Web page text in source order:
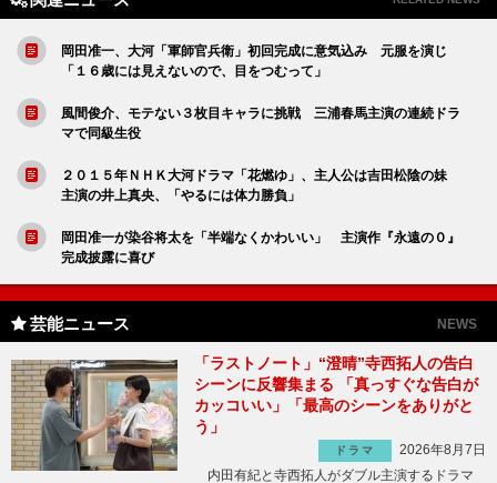
岡田准一、大河「軍師官兵衛」初回完成に意気込み 元服を演じ
「１６歳には見えないので、目をつむって」
風間俊介、モテない３枚目キャラに挑戦 三浦春馬主演の連続ドラ
マで同級生役
２０１５年ＮＨＫ大河ドラマ「花燃ゆ」、主人公は吉田松陰の妹
主演の井上真央、「やるには体力勝負」
岡田准一が染谷将太を「半端なくかわいい」 主演作『永遠の０』
完成披露に喜び
芸能ニュース NEWS
「ラストノート」“澄晴”寺西拓人の告白
シーンに反響集まる 「真っすぐな告白が
カッコいい」「最高のシーンをありがと
う」
ドラマ
2026年8月7日
内田有紀と寺西拓人がダブル主演するドラマ